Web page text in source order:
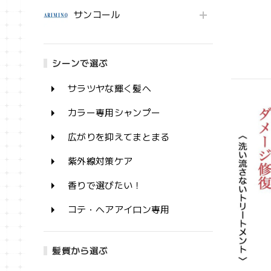
サンコール
シーンで選ぶ
サラツヤな輝く髪へ
カラー専用シャンプー
広がりを抑えてまとまる
紫外線対策ケア
香りで選びたい！
コテ・ヘアアイロン専用
髪質から選ぶ